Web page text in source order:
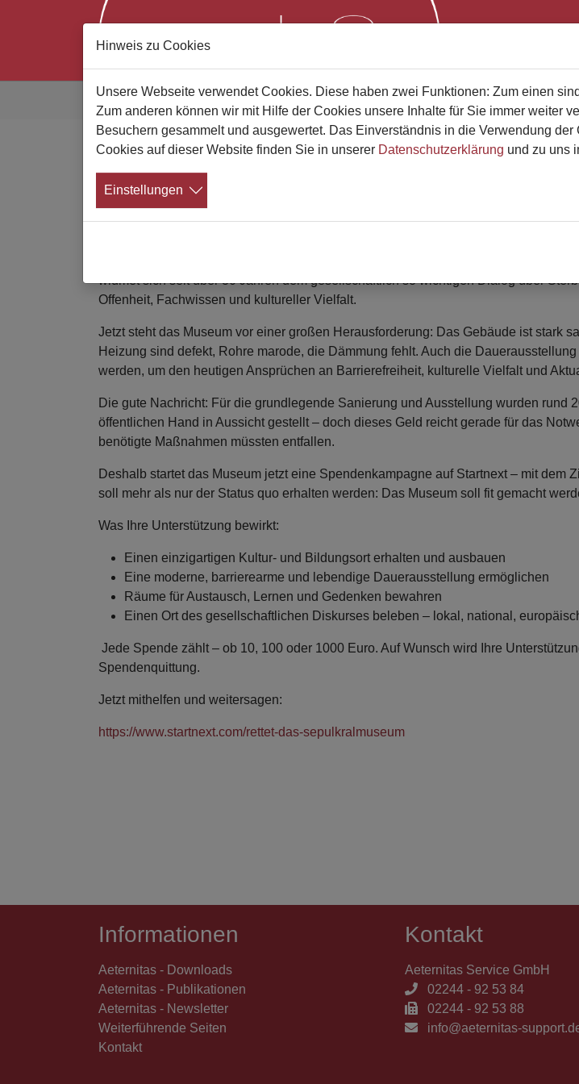
Zum Hauptinhalt springen
Sie sind hier:
Gute Bestatter Alle News News Details
Spendenkampagne auf Startnext gestartet
Viele wissen und wertschätzen es bereits: Das Museum für Sepulkralkultur in
widmet sich seit über 30 Jahren dem gesellschaftlich so wichtigen Dialog über
Offenheit, Fachwissen und kultureller Vielfalt.
Jetzt steht das Museum vor einer großen Herausforderung: Das Gebäude ist stark
Heizung sind defekt, Rohre marode, die Dämmung fehlt. Auch die
werden, um den heutigen Ansprüchen an Barrierefreiheit, kulturelle Vielfalt und
Die gute Nachricht: Für die grundlegende Sanierung und Ausstellung wurden rund
öffentlichen Hand in Aussicht gestellt – doch dieses Geld reicht gerade für das
benötigte Maßnahmen müssten entfallen.
Deshalb startet das Museum jetzt eine Spendenkampagne auf Startnext – mit
soll mehr als nur der Status quo erhalten werden: Das Museum soll fit gemacht
Was Ihre Unterstützung bewirkt:
Einen einzigartigen Kultur- und Bildungsort erhalten und ausbauen
Eine moderne, barrierearme und lebendige Dauerausstellung ermöglichen
Räume für Austausch, Lernen und Gedenken bewahren
Einen Ort des gesellschaftlichen Diskurses beleben – lokal, national,
Jede Spende zählt – ob 10, 100 oder 1000 Euro. Auf Wunsch wird Ihre
Spendenquittung.
Jetzt mithelfen und weitersagen:
https://www.startnext.com/rettet-das-sepulkralmuseum
Informationen
Aeternitas - Downloads
Aeternitas - Publikationen
Aeternitas - Newsletter
Weiterführende Seiten
Kontakt
Kontakt
Aeternitas Service GmbH
02244 - 92 53 84
02244 - 92 53 88
info@aeternitas-
Hinweis zu Cookies
Unsere Webseite verwendet Cookies. Diese haben zwei Funktionen: Zum einen
Zum anderen können wir mit Hilfe der Cookies unsere Inhalte für Sie immer weiter
Besuchern gesammelt und ausgewertet. Das Einverständnis in die Verwendung
Cookies auf dieser Website finden Sie in unserer Datenschutzerklärung und zu uns
Einstellungen